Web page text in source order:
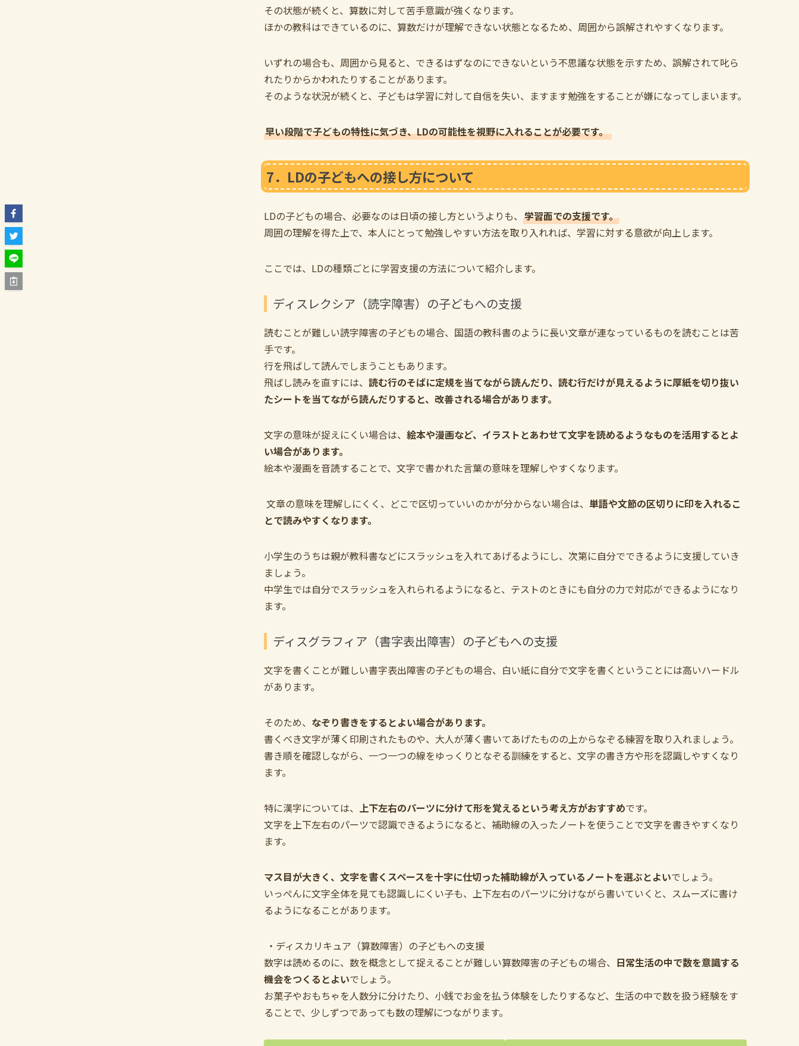
その状態が続くと、算数に対して苦手意識が強くなります。
ほかの教科はできているのに、算数だけが理解できない状態となるため、周囲から誤解されやすくなります。
いずれの場合も、周囲から見ると、できるはずなのにできないという不思議な状態を示すため、誤解されて叱ら
れたりからかわれたりすることがあります。
そのような状況が続くと、子どもは学習に対して自信を失い、ますます勉強をすることが嫌になってしまいます。
早い段階で子どもの特性に気づき、LDの可能性を視野に入れることが必要です。
7．LDの子どもへの接し方について
LDの子どもの場合、必要なのは日頃の接し方というよりも、 学習面での支援です。
周囲の理解を得た上で、本人にとって勉強しやすい方法を取り入れれば、学習に対する意欲が向上します。
ここでは、LDの種類ごとに学習支援の方法について紹介します。
ディスレクシア（読字障害）の子どもへの支援
読むことが難しい読字障害の子どもの場合、国語の教科書のように長い文章が連なっているものを読むことは苦
手です。
行を飛ばして読んでしまうこともあります。
飛ばし読みを直すには、 読む行のそばに定規を当てながら読んだり、読む行だけが見えるように厚紙を切り抜い
たシートを当てながら読んだりすると、改善される場合があります。
文字の意味が捉えにくい場合は、 絵本や漫画など、イラストとあわせて文字を読めるようなものを活用するとよ
い場合があります。
絵本や漫画を音読することで、文字で書かれた言葉の意味を理解しやすくなります。
文章の意味を理解しにくく、どこで区切っていいのかが分からない場合は、 単語や文節の区切りに印を入れるこ
とで読みやすくなります。
小学生のうちは親が教科書などにスラッシュを入れてあげるようにし、次第に自分でできるように支援していき
ましょう。
中学生では自分でスラッシュを入れられるようになると、テストのときにも自分の力で対応ができるようになり
ます。
ディスグラフィア（書字表出障害）の子どもへの支援
文字を書くことが難しい書字表出障害の子どもの場合、白い紙に自分で文字を書くということには高いハードル
があります。
そのため、 なぞり書きをするとよい場合があります。
書くべき文字が薄く印刷されたものや、大人が薄く書いてあげたものの上からなぞる練習を取り入れましょう。
書き順を確認しながら、一つ一つの線をゆっくりとなぞる訓練をすると、文字の書き方や形を認識しやすくなり
ます。
特に漢字については、 上下左右のパーツに分けて形を覚えるという考え方がおすすめです。
文字を上下左右のパーツで認識できるようになると、補助線の入ったノートを使うことで文字を書きやすくなり
ます。
マス目が大きく、文字を書くスペースを十字に仕切った補助線が入っているノートを選ぶとよいでしょう。
いっぺんに文字全体を見ても認識しにくい子も、上下左右のパーツに分けながら書いていくと、スムーズに書け
るようになることがあります。
・ディスカリキュア（算数障害）の子どもへの支援
数字は読めるのに、数を概念として捉えることが難しい算数障害の子どもの場合、 日常生活の中で数を意識する
機会をつくるとよいでしょう。
お菓子やおもちゃを人数分に分けたり、小銭でお金を払う体験をしたりするなど、生活の中で数を扱う経験をす
ることで、少しずつであっても数の理解につながります。